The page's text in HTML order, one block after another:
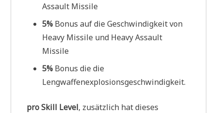
Assault Missile
5% Bonus auf die Geschwindigkeit von
Heavy Missile und Heavy Assault
Missile
5% Bonus die die
Lengwaffenexplosionsgeschwindigkeit.
pro Skill Level, zusätzlich hat dieses